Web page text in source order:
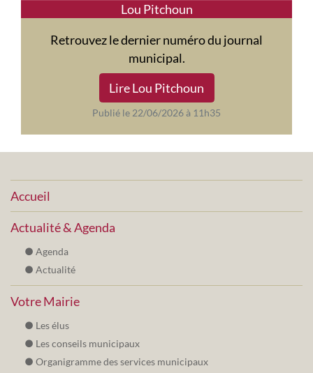
Lou Pitchoun
Retrouvez le dernier numéro du journal
municipal.
Lire Lou Pitchoun
Publié le 22/06/2026 à 11h35
Accueil
Actualité & Agenda
Agenda
Actualité
Votre Mairie
Les élus
Les conseils municipaux
Organigramme des services municipaux